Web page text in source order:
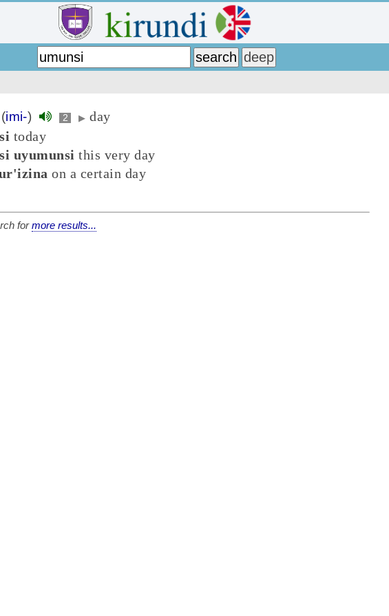
(imi-) 2 ▶ day
today
uyumunsi this very day
on a certain day
formore results...